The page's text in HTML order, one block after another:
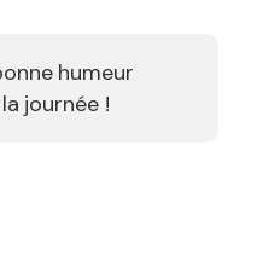
humeur
journée !